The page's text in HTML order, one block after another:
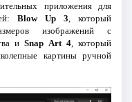
приложения для
Blow Up 3, который
изображений с
иSnap Art 4, который
картины ручной